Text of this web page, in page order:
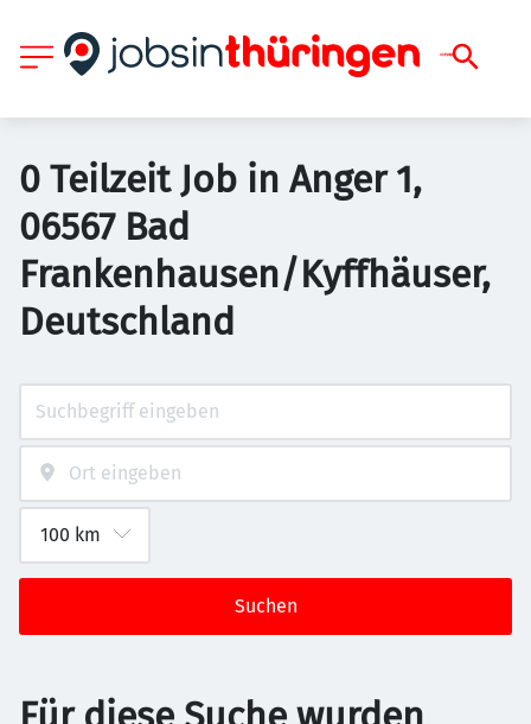
0 Teilzeit Job in Anger 1,
06567 Bad
Frankenhausen/Kyffhäuser,
Deutschland
Suchen